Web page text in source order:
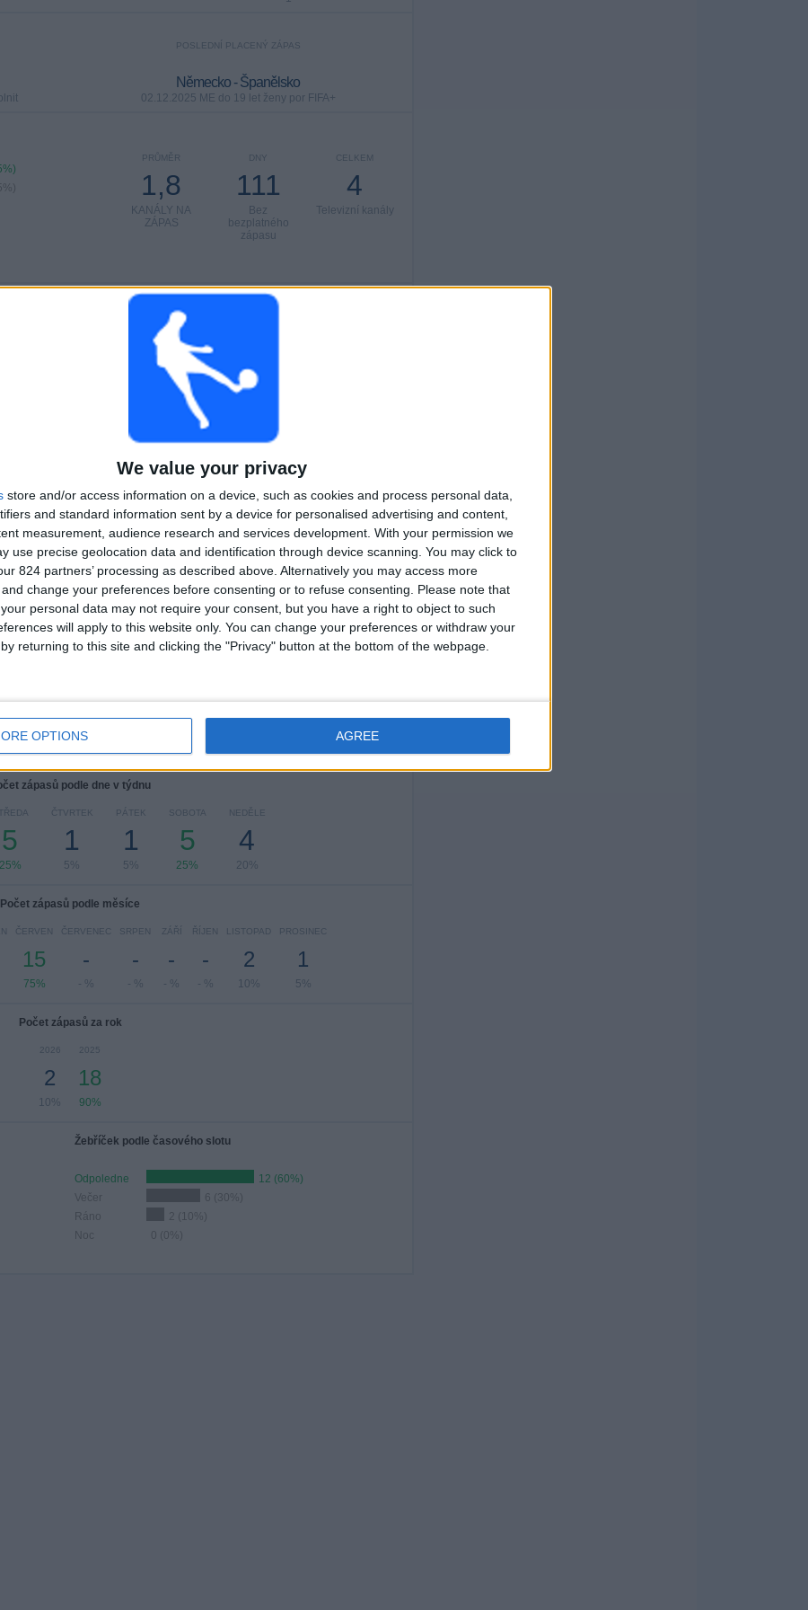
We value your privacy
store and/or access information on a device, such as cookies and process personal data,
and standard information sent by a device for personalised advertising and content,
measurement, audience research and services development. With your permission we
use precise geolocation data and identification through device scanning. You may click to
824 partners’ processing as described above. Alternatively you may access more
change your preferences before consenting or to refuse consenting.
Please note that
personal data may not require your consent, but you have a right to object to such
will apply to this website only. You can change your preferences or withdraw your
returning to this site and clicking the "Privacy" button at the bottom of the webpage.
OPTIONS AGREE
POSLEDNÍ PLACENÝ ZÁPAS
Německo - Španělsko
02.12.2025 ME do 19 let ženy por FIFA+
CELKEM
4
Televizní kanály
DNY
111
Bez
bezplatného
zápasu
PRŮMĚR
1,8
KANÁLY NA
ZÁPAS
Pořadí týmů podle počtu zápasů vysílaných zdarma
6 (30%)
Španělsko
5 (25%)
4 (20%)
Itálie
4 (20%)
Anglie
3 (15%)
Zobrazit celý žebříček
Pořadí týmů podle počtu venkovních zápasů
Španělsko
4 (20%)
Itálie
3 (15%)
Zobrazit celý žebříček
zápasů podle dne v týdnu
5
25%
ČTVRTEK
1
5%
PÁTEK
1
5%
SOBOTA
5
25%
NEDĚLE
4
20%
Počet zápasů podle měsíce
ČERVEN
15
75%
ČERVENEC
-
- %
SRPEN
-
- %
ZÁŘÍ
-
- %
ŘÍJEN
-
- %
LISTOPAD
2
10%
PROSINEC
1
5%
Počet zápasů za rok
2026
2
10%
2025
18
90%
Žebříček podle časového slotu
Odpoledne
12 (60%)
Večer
6 (30%)
Ráno
2 (10%)
Noc
0 (0%)